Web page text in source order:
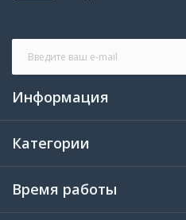
Информация
Категории
Время работы